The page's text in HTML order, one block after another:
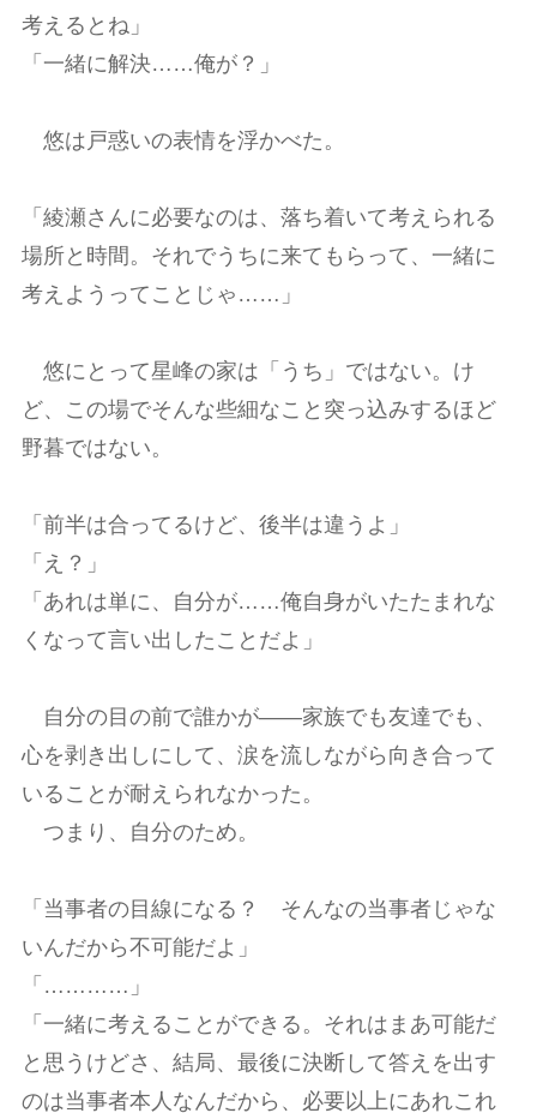
考えるとね」
「一緒に解決……俺が？」
悠は戸惑いの表情を浮かべた。
「綾瀬さんに必要なのは、落ち着いて考えられる
場所と時間。それでうちに来てもらって、一緒に
考えようってことじゃ……」
悠にとって星峰の家は「うち」ではない。け
ど、この場でそんな些細なこと突っ込みするほど
野暮ではない。
「前半は合ってるけど、後半は違うよ」
「え？」
「あれは単に、自分が……俺自身がいたたまれな
くなって言い出したことだよ」
自分の目の前で誰かが――家族でも友達でも、
心を剥き出しにして、涙を流しながら向き合って
いることが耐えられなかった。
つまり、自分のため。
「当事者の目線になる？ そんなの当事者じゃな
いんだから不可能だよ」
「…………」
「一緒に考えることができる。それはまあ可能だ
と思うけどさ、結局、最後に決断して答えを出す
のは当事者本人なんだから、必要以上にあれこれ